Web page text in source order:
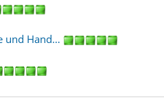
und Hand…